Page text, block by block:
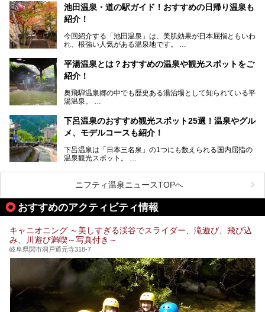
───
提供元：岐阜県【PR】
この記事は岐阜県のPR記事です。
「平湯温泉」「福地温泉」「新平湯温泉」「栃尾温泉」「新
穂高温泉」と5つの温泉地を総称して奥飛騨温泉郷と呼びま
風呂を5ヶ所ご紹介したいと思います。いずれも素晴らしい
温泉ですよ！
池田温泉・道の駅ガイド！おすすめの日帰り温泉も
紹介！
今回紹介する「池田温泉」は、美肌効果が日本屈指ともいわ
れ、根強い人気がある温泉地です。
温泉旅として利用することができます。
池田温泉には道の駅があるなど、温泉、観光、買い物と、さ
そんな池田温泉の魅力を詳しく紹介していきます！
平湯温泉とは？おすすめの温泉や観光スポットをご
紹介！
奥飛騨温泉郷の中でも歴史ある湯治場として知られている平
湯温泉。
らの利用客も増え、ますます賑わいを見せています。そこで
今回は、平湯温泉の観光スポットとおすすめの温泉施設を紹
介します。気になる温泉をぜひチェックしてみてください。
下呂温泉のおすすめ観光スポット25選！温泉やグル
メ、モデルコースも紹介！
下呂温泉は「日本三名泉」の1つにも数えられる国内屈指の
温泉観光スポット。
のグルメを楽しんだり、周辺にある名所にも足を伸ばしたり
したいもの。
本記事では、下呂温泉エリアにあるおすすめの観光スポット
をご紹介するとともに散策する際のモデルコースもご提案。
下呂温泉観光をたっぷりとガイドします！
ニフティ温泉ニュースTOPへ
おすすめのアクティビティ情報
キャニオニング ～美しすぎる渓谷でスライダー、滝遊び、飛び込
み、川遊び満喫～写真付き～
岐阜県関市洞戸通元寺318-7